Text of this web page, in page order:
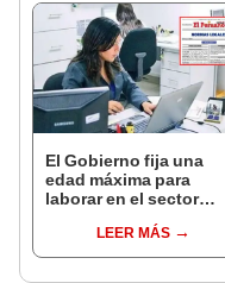
El Gobierno fija una
edad máxima para
laborar en el sector
desde cuándo rige la
medida?
LEER MÁS